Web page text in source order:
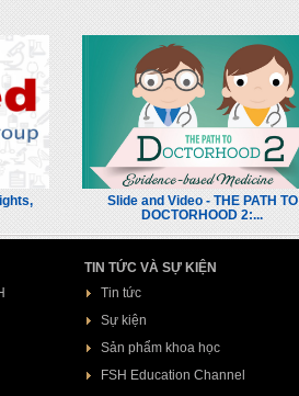
Slide and Video - THE PATH TO
DOCTORHOOD 2:...
TIN TỨC VÀ SỰ KIỆN
Tin tức
Sự kiện
Sản phẩm khoa học
FSH Education Channel